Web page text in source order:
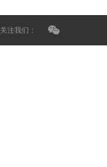
关注我们：